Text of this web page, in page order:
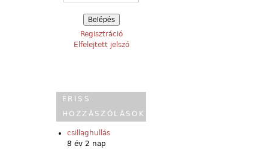
Regisztráció
Elfelejtett jelszó
FRISS
HOZZÁSZÓLÁSOK
csillaghullás
8 év 2 nap